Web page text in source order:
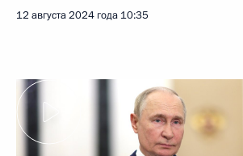
12 августа 2024 года 10:35